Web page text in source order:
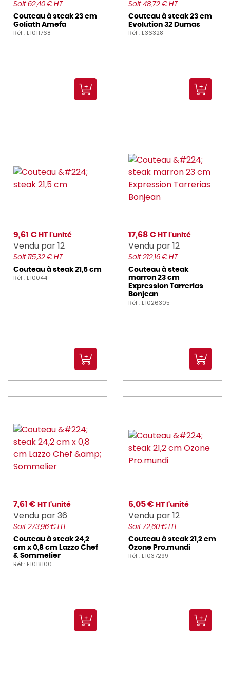
Soit 62,40 € HT
Couteau à steak 23 cm
Goliath Amefa
Réf : E1011768
Soit 48,72 € HT
Couteau à steak 23 cm
Evolution 32 Dumas
Réf : E36328
9,61 € HT l'unité
Vendu par 12
Soit 115,32 € HT
Couteau à steak 21,5 cm
Réf : E10044
17,68 € HT l'unité
Vendu par 12
Soit 212,16 € HT
Couteau à steak
marron 23 cm
Expression Tarrerias
Bonjean
Réf : E1026305
7,61 € HT l'unité
Vendu par 36
Soit 273,96 € HT
Couteau à steak 24,2
cm x 0,8 cm Lazzo Chef
& Sommelier
Réf : E1018100
6,05 € HT l'unité
Vendu par 12
Soit 72,60 € HT
Couteau à steak 21,2 cm
Ozone Pro.mundi
Réf : E1037299